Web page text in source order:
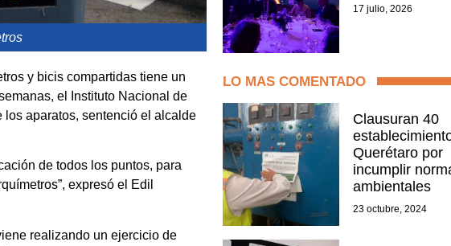
y bicis compartidas tiene un
el Instituto Nacional de
aparatos, sentenció el alcalde
de todos los puntos, para
expresó el Edil
realizando un ejercicio de
17 julio, 2026
LO MAS COMENTADO
Clausuran 40
Querétaro por
incumplir
ambientales
23 octubre, 2024